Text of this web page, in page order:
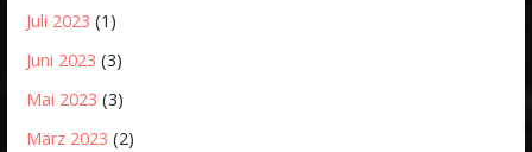
Juli 2023 (1)
Juni 2023 (3)
Mai 2023 (3)
März 2023 (2)